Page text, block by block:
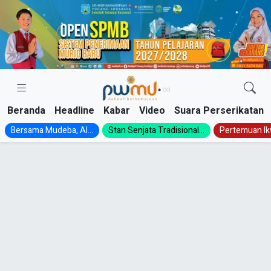
Skip
content
Beranda Headline Kabar Video Suara Perserikatan
Bersama Mudeba, Al... Stan Senjata Tradisional... Pertemuan